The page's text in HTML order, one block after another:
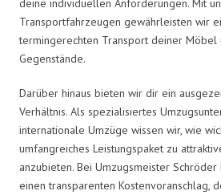
deine individuellen Anforderungen. Mit
Transportfahrzeugen gewährleisten wir
termingerechten Transport deiner Möbel
Gegenstände.
Darüber hinaus bieten wir dir ein
Verhältnis. Als spezialisiertes
internationale Umzüge wissen wir, wie
umfangreiches Leistungspaket zu
anzubieten. Bei Umzugsmeister
einen transparenten Kostenvoranschlag,